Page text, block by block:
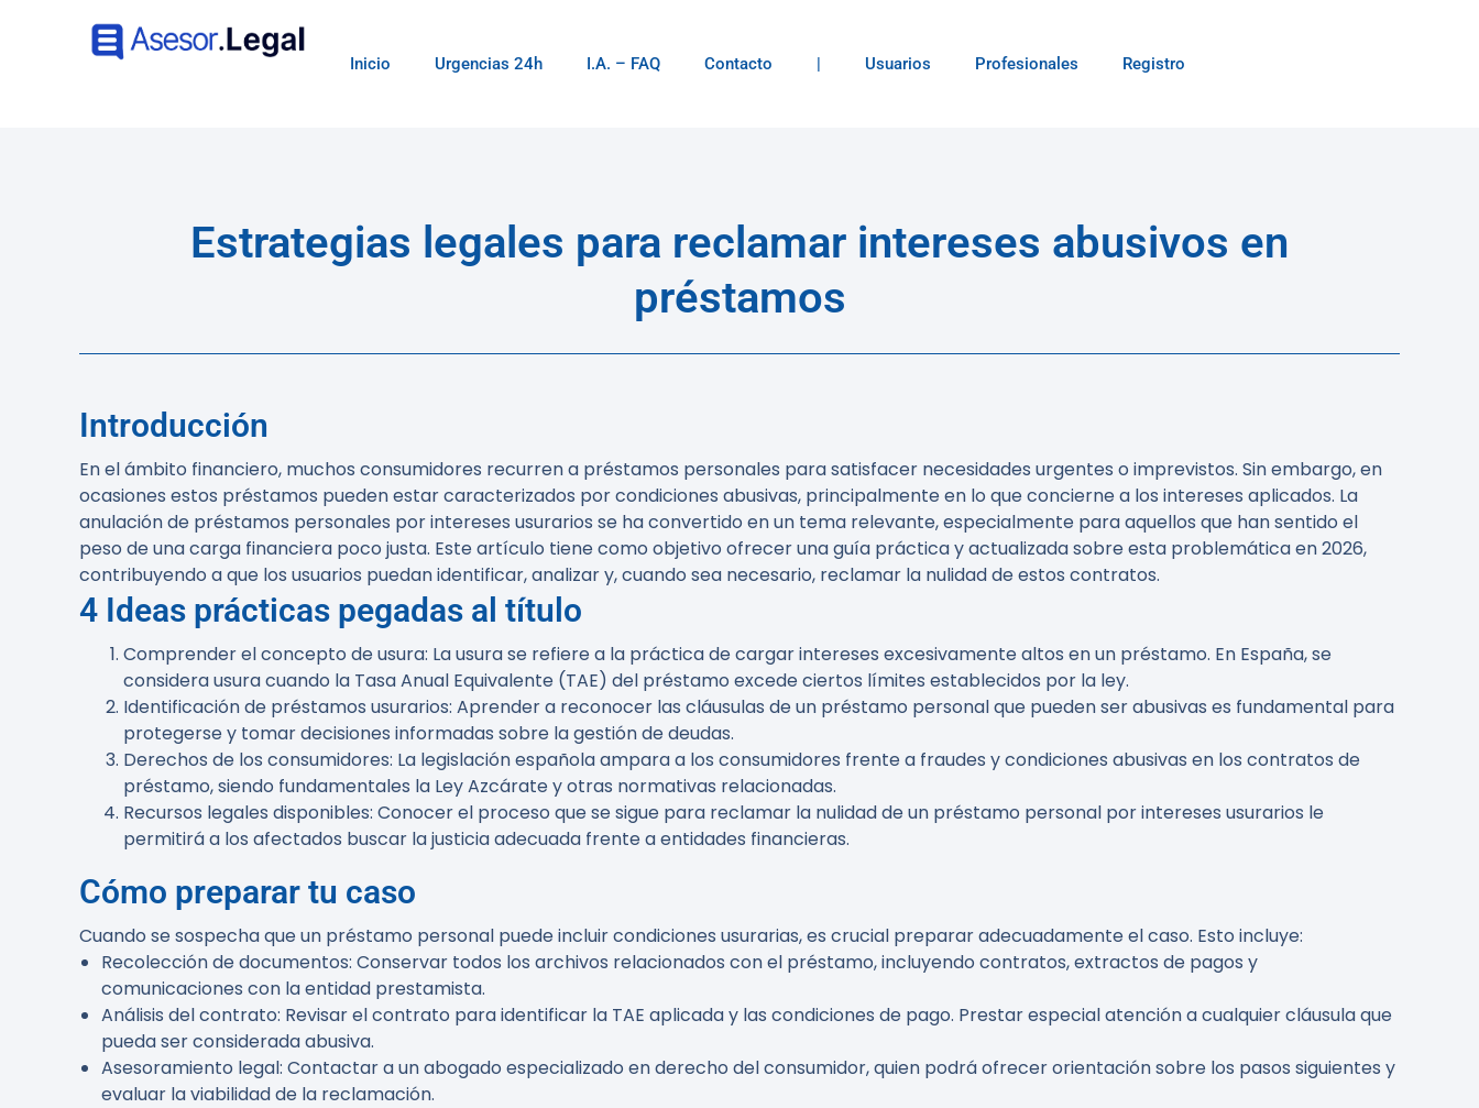
Inicio Urgencias 24h I.A. – FAQ Contacto | Usuarios Profesionales Registro
Estrategias legales para reclamar intereses abusivos en
préstamos
Introducción
En el ámbito financiero, muchos consumidores recurren a préstamos personales para satisfacer necesidades urgentes o imprevistos. Sin embargo, en
ocasiones estos préstamos pueden estar caracterizados por condiciones abusivas, principalmente en lo que concierne a los intereses aplicados. La
anulación de préstamos personales por intereses usurarios se ha convertido en un tema relevante, especialmente para aquellos que han sentido el
peso de una carga financiera poco justa. Este artículo tiene como objetivo ofrecer una guía práctica y actualizada sobre esta problemática en 2026,
contribuyendo a que los usuarios puedan identificar, analizar y, cuando sea necesario, reclamar la nulidad de estos contratos.
4 Ideas prácticas pegadas al título
Comprender el concepto de usura: La usura se refiere a la práctica de cargar intereses excesivamente altos en un préstamo. En España, se
considera usura cuando la Tasa Anual Equivalente (TAE) del préstamo excede ciertos límites establecidos por la ley.
Identificación de préstamos usurarios: Aprender a reconocer las cláusulas de un préstamo personal que pueden ser abusivas es fundamental para
protegerse y tomar decisiones informadas sobre la gestión de deudas.
Derechos de los consumidores: La legislación española ampara a los consumidores frente a fraudes y condiciones abusivas en los contratos de
préstamo, siendo fundamentales la Ley Azcárate y otras normativas relacionadas.
Recursos legales disponibles: Conocer el proceso que se sigue para reclamar la nulidad de un préstamo personal por intereses usurarios le
permitirá a los afectados buscar la justicia adecuada frente a entidades financieras.
Cómo preparar tu caso
Cuando se sospecha que un préstamo personal puede incluir condiciones usurarias, es crucial preparar adecuadamente el caso. Esto incluye:
Recolección de documentos: Conservar todos los archivos relacionados con el préstamo, incluyendo contratos, extractos de pagos y
comunicaciones con la entidad prestamista.
Análisis del contrato: Revisar el contrato para identificar la TAE aplicada y las condiciones de pago. Prestar especial atención a cualquier cláusula que
pueda ser considerada abusiva.
Asesoramiento legal: Contactar a un abogado especializado en derecho del consumidor, quien podrá ofrecer orientación sobre los pasos siguientes y
evaluar la viabilidad de la reclamación.